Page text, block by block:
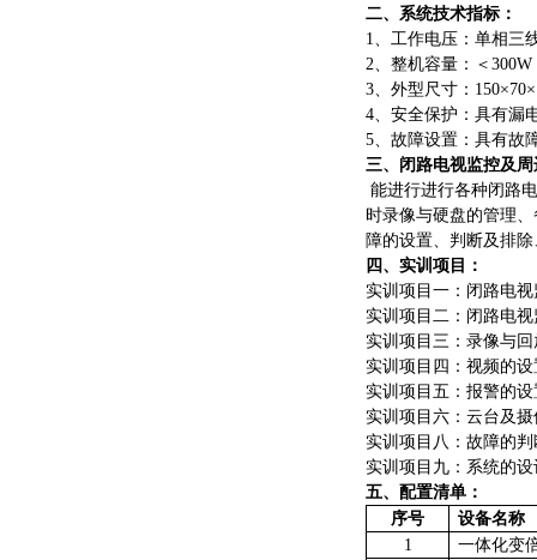
二、 系统技术指标：
1、 工作电压：单相三
2、 整机容量：＜ 300W
3、 外型尺寸：
4、 安全保护：具有漏
5、 故障设置：具有故
三、
闭路电视监控及
能进行进行各种闭路
时录像与硬盘的管理
障的设置、判断及排
四、 实训项目：
实训项目一：闭路电
实训项目二：闭路电
实训项目三：录像与
实训项目四：视频的
实训项目五：报警的
实训项目六：云台及
实训项目八：故障的
实训项目九：系统的
五、 配置清单：
序号
设备名称
1
一体化变